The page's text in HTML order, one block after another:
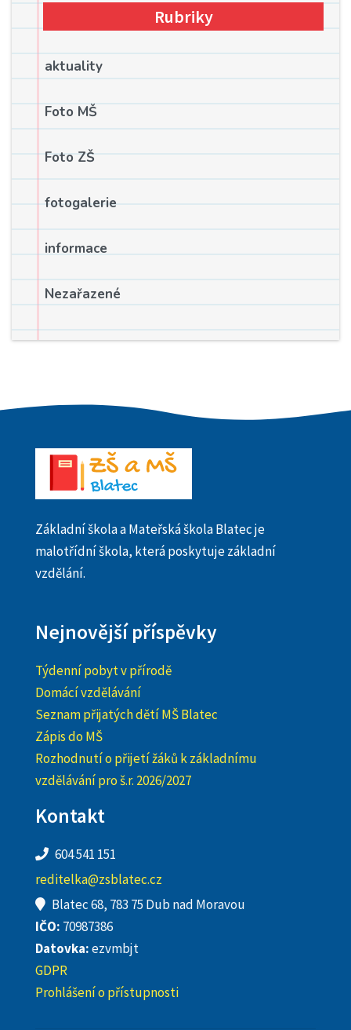
Rubriky
aktuality
Foto MŠ
Foto ZŠ
fotogalerie
informace
Nezařazené
Základní škola a Mateřská škola Blatec je
malotřídní škola, která poskytuje základní
vzdělání.
Nejnovější příspěvky
Týdenní pobyt v přírodě
Domácí vzdělávání
Seznam přijatých dětí MŠ Blatec
Zápis do MŠ
Rozhodnutí o přijetí žáků k základnímu
vzdělávání pro š.r. 2026/2027
Kontakt
604 541 151
reditelka@zsblatec.cz
Blatec 68, 783 75 Dub nad Moravou
IČO: 70987386
Datovka:ezvmbjt
GDPR
Prohlášení o přístupnosti